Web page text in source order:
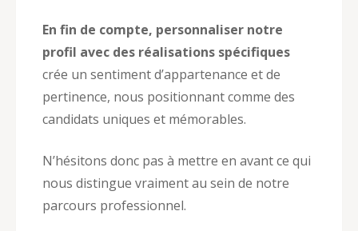
En fin de compte, personnaliser notre
profil avec des réalisations spécifiques
crée un sentiment d’appartenance et de
pertinence, nous positionnant comme des
candidats uniques et mémorables.
N’hésitons donc pas à mettre en avant ce qui
nous distingue vraiment au sein de notre
parcours professionnel.